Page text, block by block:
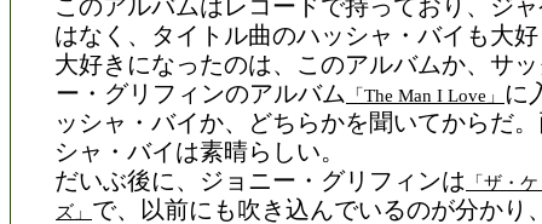
このアルバムはレコードで持っており、ジ
はなく、タイトル曲のハッシャ・バイも大
大好きになったのは、このアルバムか、サ
ー・グリフィンのアルバム
「The Man I Love」
に
ッシャ・バイか、どちらかを聞いてからだ
シャ・バイは素晴らしい。
だいぶ後に、ジョニー・グリフィンは
「ザ・
ズ」 で、以前にも吹き込んでいるのが分かり